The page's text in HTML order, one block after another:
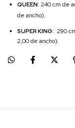
QUEEN: 240 cm de
de ancho).
SUPER KING: 290
2,00 de ancho).